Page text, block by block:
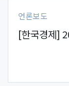
언론보도
[한국경제]